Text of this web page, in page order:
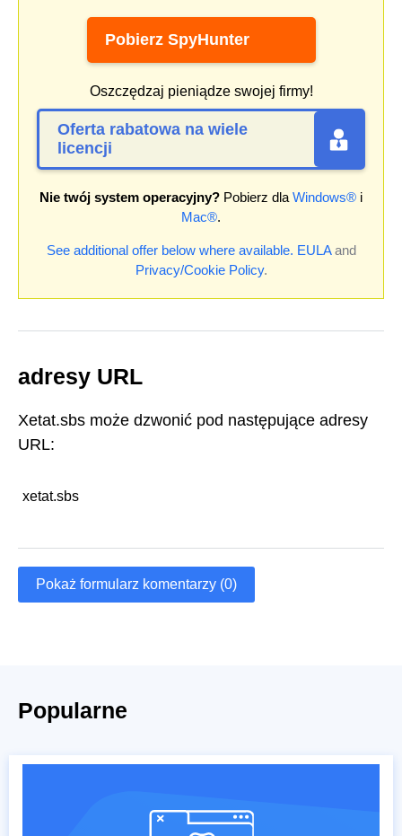
Pobierz SpyHunter
Oszczędzaj pieniądze swojej firmy!
Oferta rabatowa na wiele
licencji
Nie twój system operacyjny? Pobierz dla Windows® i
Mac®.
See additional offer below where available. EULAand
Privacy/Cookie Policy.
adresy URL
Xetat.sbs może dzwonić pod następujące adresy
URL:
xetat.sbs
Pokaż formularz komentarzy (0)
Popularne